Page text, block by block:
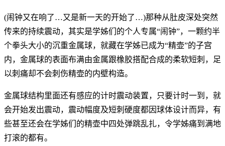
(闹钟又在响了…又是新一天的开始了…)那种从肚皮深处突然
传来的持续震动，其实是学姊们的个人专属“闹钟”，一颗约半
个拳头大小的沉重金属球，就藏在学姊已成为“精壶”的子宫
内，金属球的表面布满由金属跟橡胶搭配合成的柔软短刺，足
以刺痛却不会刺伤精壶的内壁构造。
金属球结构里面还有感应的计时震动装置，只要计时一到，就
会开始发出震动，震动幅度及短刺硬度都因球体设计而异，有
些甚至还会在学姊们的精壶中四处弹跳乱扎，令学姊痛到满地
打滚的都有。